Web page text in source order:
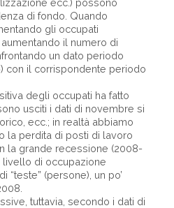
ecc.) possono
di fondo. Quando
gli occupati
il numero di
un dato periodo
con il corrispondente periodo
degli occupati ha fatto
usciti i dati di novembre si
ecc.; in realtà abbiamo
la perdita di posti di lavoro
la grande recessione (2008-
livello di occupazione
“teste” (persone), un po’
tuttavia, secondo i dati di